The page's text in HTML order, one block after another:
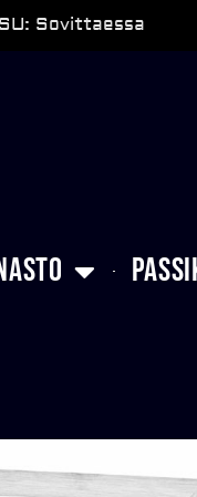
SU: Sovittaessa